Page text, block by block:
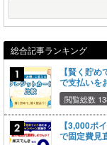
総合記事ランキング
【賢く貯
で支払いを
閲覧総数
【3,000ポ
で固定費見